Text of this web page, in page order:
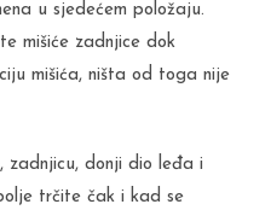
u sjedećem položaju.
mišiće zadnjice dok
mišića, ništa od toga nije
zadnjicu, donji dio leđa i
trčite čak i kad se